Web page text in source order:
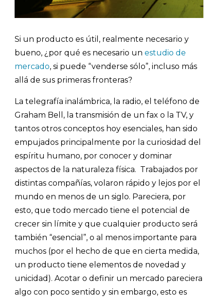
Si un producto es útil, realmente necesario y
bueno, ¿por qué es necesario un estudio de
mercado, si puede “venderse sólo”, incluso más
allá de sus primeras fronteras?
La telegrafía inalámbrica, la radio, el teléfono de
Graham Bell, la transmisión de un fax o la TV, y
tantos otros conceptos hoy esenciales, han sido
empujados principalmente por la curiosidad del
espíritu humano, por conocer y dominar
aspectos de la naturaleza física. Trabajados por
distintas compañías, volaron rápido y lejos por el
mundo en menos de un siglo. Pareciera, por
esto, que todo mercado tiene el potencial de
crecer sin límite y que cualquier producto será
también “esencial”, o al menos importante para
muchos (por el hecho de que en cierta medida,
un producto tiene elementos de novedad y
unicidad). Acotar o definir un mercado pareciera
algo con poco sentido y sin embargo, esto es